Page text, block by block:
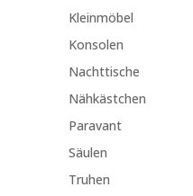
Kleinmöbel
Konsolen
Nachttische
Nähkästchen
Paravant
Säulen
Truhen